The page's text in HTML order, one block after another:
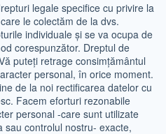
legale specifice cu privire la
le colectăm de la dvs.
individuale și se va ocupa de
corespunzător. Dreptul de
puteți retrage consimțământul
personal, în orice moment.
de la noi rectificarea datelor cu
Facem eforturi rezonabile
personal -care sunt utilizate
controlul nostru- exacte,